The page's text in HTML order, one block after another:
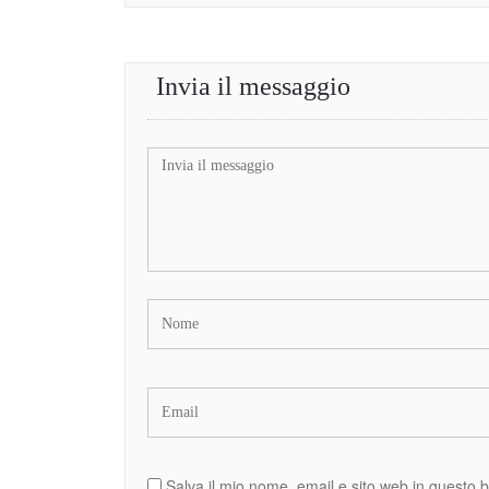
Invia il messaggio